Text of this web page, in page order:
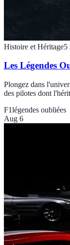
Histoire et Héritage5
Les Légendes
Plongez dans
des pilotes dont
F1légendes oubliées
Aug 6